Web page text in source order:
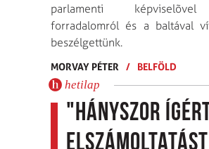
parlamenti
forradalomról és a baltával
beszélgettünk.
MORVAY PÉTER / BELFÖLD
hetilap
"Hányszor
elszámoltatást